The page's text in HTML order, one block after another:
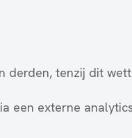
derden, tenzij dit
een externe